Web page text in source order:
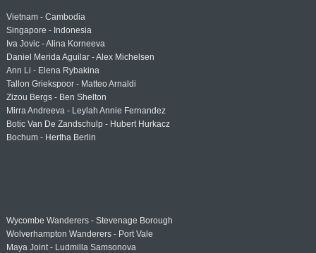
Vietnam - Cambodia
Singapore - Indonesia
Iva Jovic - Alina Korneeva
Daniel Merida Aguilar - Alex Michelsen
Ann Li - Elena Rybakina
Tallon Griekspoor - Matteo Arnaldi
Zizou Bergs - Ben Shelton
Mirra Andreeva - Leylah Annie Fernandez
Botic Van De Zandschulp - Hubert Hurkacz
Bochum - Hertha Berlin
Wycombe Wanderers - Stevenage Borough
Wolverhampton Wanderers - Port Vale
Maya Joint - Ludmilla Samsonova